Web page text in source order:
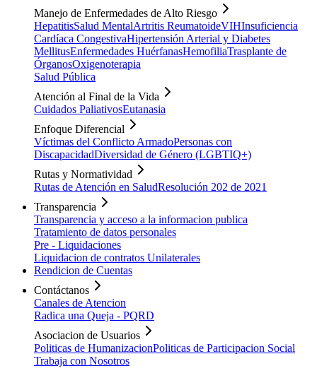
Manejo de Enfermedades de Alto Riesgo
HepatitisSalud MentalArtritis ReumatoideVIHInsuficiencia
Cardíaca CongestivaHipertensión Arterial y Diabetes
MellitusEnfermedades HuérfanasHemofiliaTrasplante de
ÓrganosOxigenoterapia
Salud Pública
Atención al Final de la Vida
Cuidados PaliativosEutanasia
Enfoque Diferencial
Víctimas del Conflicto ArmadoPersonas con
DiscapacidadDiversidad de Género (LGBTIQ+)
Rutas y Normatividad
Rutas de Atención en SaludResolución 202 de 2021
Transparencia
Transparencia y acceso a la informacion publica
Tratamiento de datos personales
Pre - Liquidaciones
Liquidacion de contratos Unilaterales
Rendicion de Cuentas
Contáctanos
Canales de Atencion
Radica una Queja - PQRD
Asociacion de Usuarios
Politicas de HumanizacionPoliticas de Participacion Social
Trabaja con Nosotros